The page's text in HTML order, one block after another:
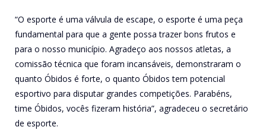
“O esporte é uma válvula de escape, o esporte é uma peça
fundamental para que a gente possa trazer bons frutos e
para o nosso município. Agradeço aos nossos atletas, a
comissão técnica que foram incansáveis, demonstraram o
quanto Óbidos é forte, o quanto Óbidos tem potencial
esportivo para disputar grandes competições. Parabéns,
time Óbidos, vocês fizeram história”, agradeceu o secretário
de esporte.